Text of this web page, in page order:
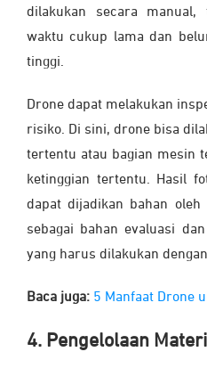
dilakukan secara
waktu cukup lama dan
tinggi.
Drone dapat melakukan
risiko. Di sini, drone bisa
tertentu atau bagian mesin
ketinggian tertentu. Hasil
dapat dijadikan bahan oleh
sebagai bahan evaluasi
yang harus dilakukan
Baca juga: 5 Manfaat Drone
4. Pengelolaan